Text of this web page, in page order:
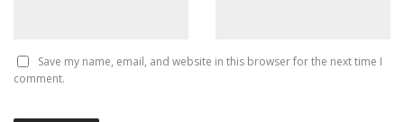
Save my name, email, and website in this browser for the next time I
comment.